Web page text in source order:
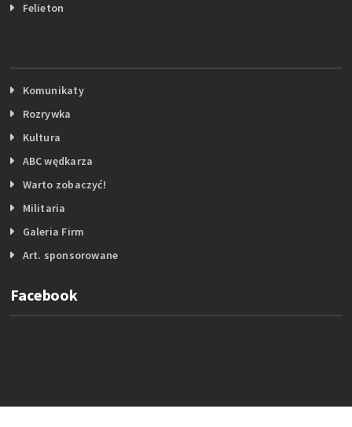
Felieton
Komunikaty
Rozrywka
Kultura
ABC wędkarza
Warto zobaczyć!
Militaria
Galeria Firm
Art. sponsorowane
Facebook